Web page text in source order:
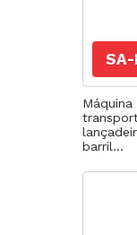
barril...